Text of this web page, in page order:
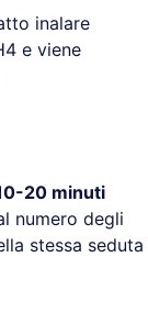
inalare
e viene
20 minuti
numero degli
stessa seduta